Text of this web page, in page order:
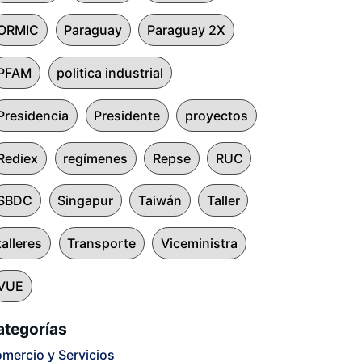
Paraguay Paraguay 2X
politica industrial
Presidente proyectos
regímenes Repse RUC
Singapur Taiwán Taller
Transporte Viceministra
y Servicios